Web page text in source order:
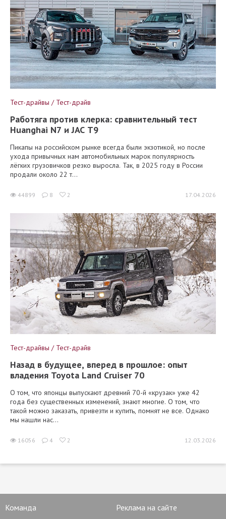
Тест-драйвы / Тест-драйв
Работяга против клерка: сравнительный тест
Huanghai N7 и JAC T9
Пикапы на российском рынке всегда были экзотикой, но после
ухода привычных нам автомобильных марок популярность
лёгких грузовичков резко выросла. Так, в 2025 году в России
продали около 22 т...
44899 8 2 17.04.2026
Тест-драйвы / Тест-драйв
Назад в будущее, вперед в прошлое: опыт
владения Toyota Land Cruiser 70
О том, что японцы выпускают древний 70-й «крузак» уже 42
года без существенных изменений, знают многие. О том, что
такой можно заказать, привезти и купить, помнят не все. Однако
мы нашли нас...
16056 4 2 12.03.2026
Команда
Реклама на сайте